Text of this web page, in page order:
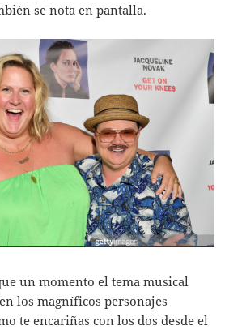
se nota en pantalla.
un momento el tema musical
los magníficos personajes
te encariñas con los dos desde el